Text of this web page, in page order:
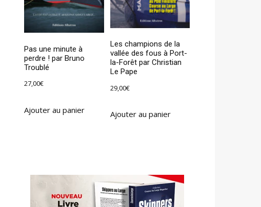
Pas une minute à
perdre ! par Bruno
Troublé
27,00€
Ajouter au panier
Les champions de la
vallée des fous à Port-
la-Forêt par Christian
Le Pape
29,00€
Ajouter au panier